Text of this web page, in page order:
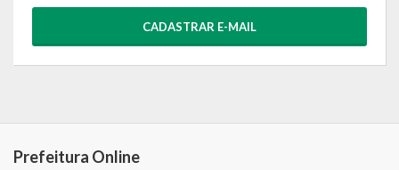
CADASTRAR E-MAIL
Prefeitura Online